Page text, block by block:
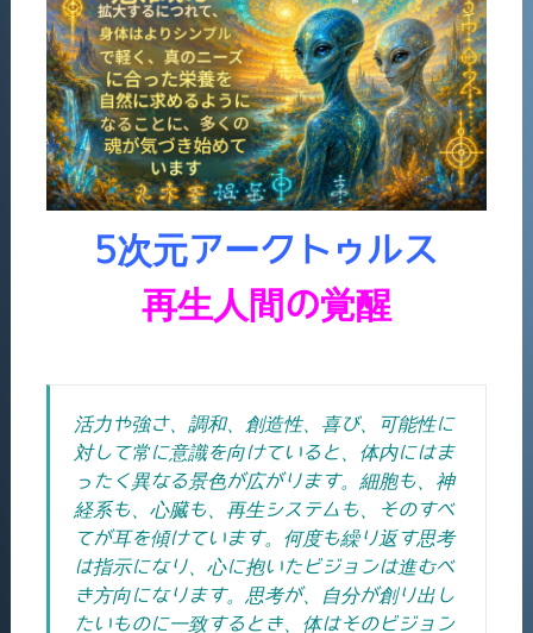
5次元アークトゥルス
再生人間の覚醒
活力や強さ、調和、創造性、喜び、可能性に
対して常に意識を向けていると、体内にはま
ったく異なる景色が広がります。細胞も、神
経系も、心臓も、再生システムも、そのすべ
てが耳を傾けています。何度も繰り返す思考
は指示になり、心に抱いたビジョンは進むべ
き方向になります。思考が、自分が創り出し
たいものに一致するとき、体はそのビジョン